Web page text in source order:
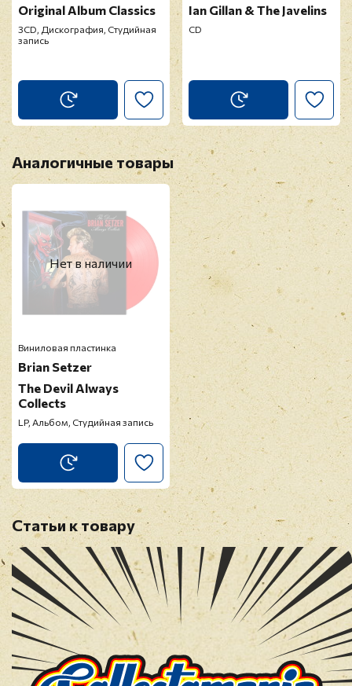
Original Album Classics
3CD, Дискография, Студийная
запись
Ian Gillan & The Javelins
CD
Аналогичные товары
Нет в наличии
Виниловая пластинка
Brian Setzer
The Devil Always
Collects
LP, Альбом, Студийная запись
Статьи к товару